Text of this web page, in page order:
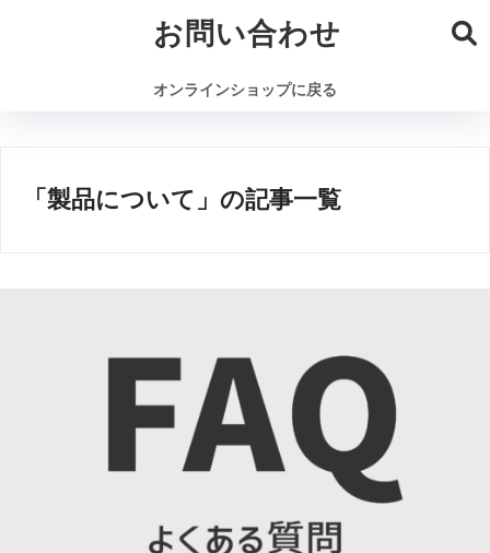
お問い合わせ
オンラインショップに戻る
「製品について」の記事一覧